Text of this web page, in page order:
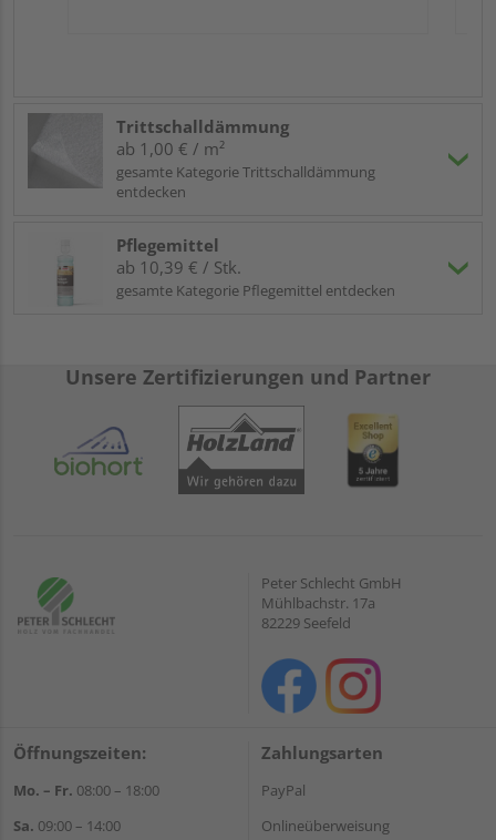
Trittschalldämmung
ab 1,00 € / m²
gesamte Kategorie Trittschalldämmung
entdecken
Pflegemittel
ab 10,39 € / Stk.
gesamte Kategorie Pflegemittel entdecken
Unsere Zertifizierungen und Partner
Peter Schlecht GmbH
Mühlbachstr. 17a
82229 Seefeld
Öffnungszeiten:
Mo. – Fr. 08:00 – 18:00
Sa. 09:00 – 14:00
Zahlungsarten
PayPal
Onlineüberweisung